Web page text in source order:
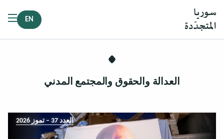
EN
العدالة والحقوق والمجتمع المدني
العدد 37 – تموز 2026